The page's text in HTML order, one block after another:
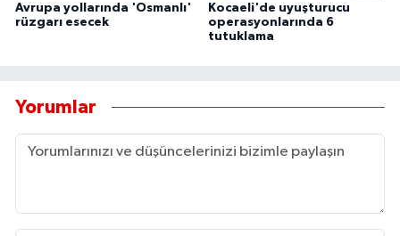
Avrupa yollarında 'Osmanlı'
rüzgarı esecek
Kocaeli'de uyuşturucu
operasyonlarında 6
tutuklama
Yorumlar